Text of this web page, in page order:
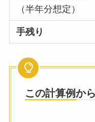
（半年分想定）
手残り
この計算例か